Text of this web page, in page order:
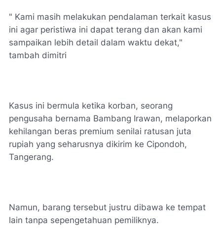
" Kami masih melakukan pendalaman terkait kasus
ini agar peristiwa ini dapat terang dan akan kami
sampaikan lebih detail dalam waktu dekat,"
tambah dimitri
Kasus ini bermula ketika korban, seorang
pengusaha bernama Bambang Irawan, melaporkan
kehilangan beras premium senilai ratusan juta
rupiah yang seharusnya dikirim ke Cipondoh,
Tangerang.
Namun, barang tersebut justru dibawa ke tempat
lain tanpa sepengetahuan pemiliknya.